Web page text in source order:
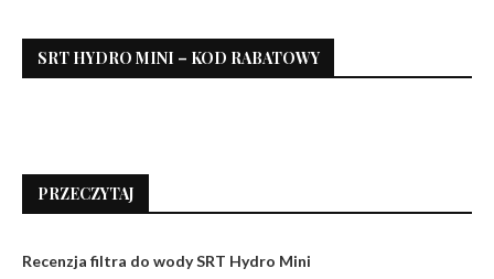
SRT HYDRO MINI – KOD RABATOWY
PRZECZYTAJ
Recenzja filtra do wody SRT Hydro Mini